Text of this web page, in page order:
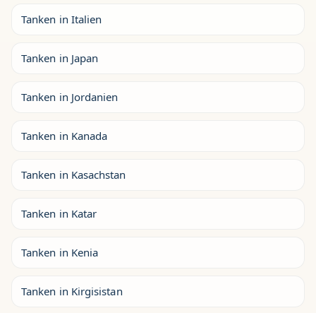
Tanken in Italien
Tanken in Japan
Tanken in Jordanien
Tanken in Kanada
Tanken in Kasachstan
Tanken in Katar
Tanken in Kenia
Tanken in Kirgisistan